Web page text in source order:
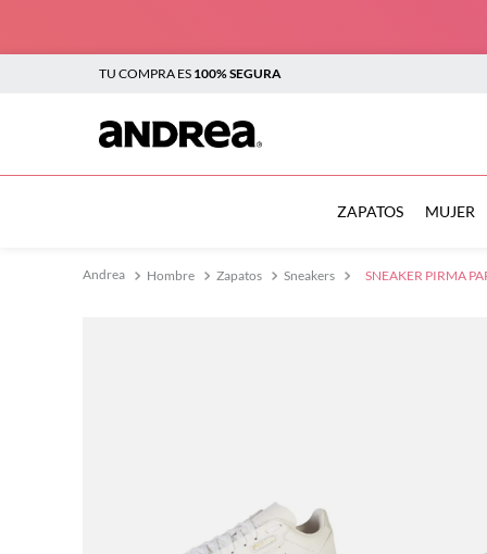
TU COMPRA ES 100% SEGURA
ZAPATOS MUJER
Hombre Zapatos Sneakers SNEAKER PIRMA
TÉRMINOS MÁS BUSCADOS
tenis mujer